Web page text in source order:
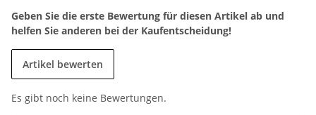
Geben Sie die erste Bewertung für diesen Artikel ab und
helfen Sie anderen bei der Kaufentscheidung!
Artikel bewerten
Es gibt noch keine Bewertungen.